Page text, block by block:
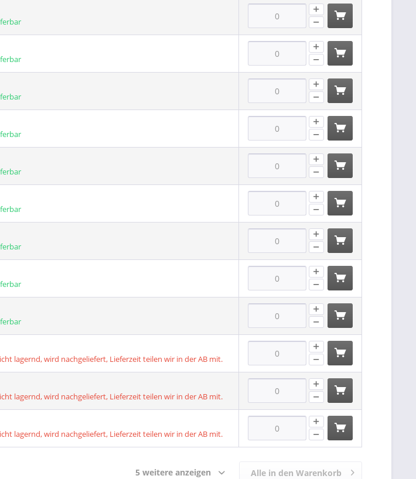
lagernd, wird nachgeliefert, Lieferzeit teilen wir in der AB mit.
lagernd, wird nachgeliefert, Lieferzeit teilen wir in der AB mit.
lagernd, wird nachgeliefert, Lieferzeit teilen wir in der AB mit.
5 weitere anzeigen Alle in den Warenkorb